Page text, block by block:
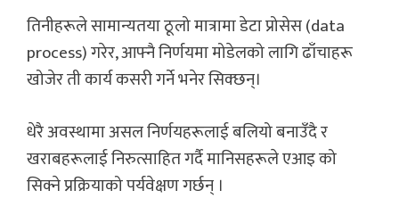
तिनीहरूले सामान्यतया ठूलो मात्रामा डेटा प्रोसेस (data
process) गरेर, आफ्नै निर्णयमा मोडेलको लागि ढाँचाहरू
खोजेर ती कार्य कसरी गर्ने भनेर सिक्छन्।
धेरै अवस्थामा असल निर्णयहरूलाई बलियो बनाउँदै र
खराबहरूलाई निरुत्साहित गर्दै मानिसहरूले एआइ को
सिक्ने प्रक्रियाको पर्यवेक्षण गर्छन् ।